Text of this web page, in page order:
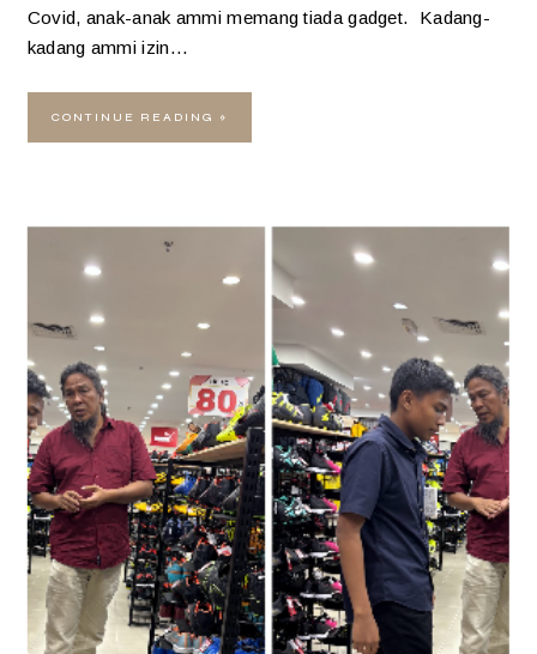
Covid, anak-anak ammi memang tiada gadget. Kadang-
kadang ammi izin…
CONTINUE READING »